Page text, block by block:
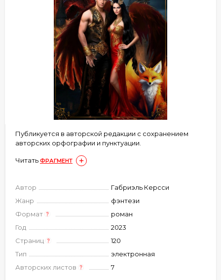
Публикуется в авторской редакции с сохранением
авторских орфографии и пунктуации.
Читать ФРАГМЕНТ
Автор
Габриэль Керсси
Жанр
фэнтези
Формат
роман
Год
2023
Страниц
120
Тип
электронная
Авторских листов
7